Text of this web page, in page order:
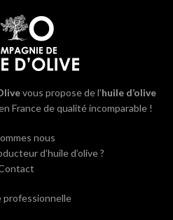
vous propose de l’huile d’olive
France de qualité incomparable !
nous
d’huile d’olive ?
professionnelle